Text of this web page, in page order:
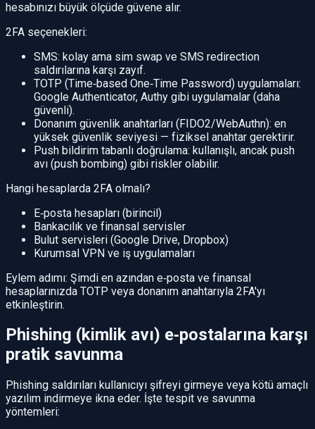
hesabınızı büyük ölçüde güvene alır.
2FA seçenekleri:
SMS: kolay ama sim swap ve SMS redirection
saldırılarına karşı zayıf.
TOTP (Time‑based One‑Time Password) uygulamaları:
Google Authenticator, Authy gibi uygulamalar (daha
güvenli).
Donanım güvenlik anahtarları (FIDO2/WebAuthn): en
yüksek güvenlik seviyesi — fiziksel anahtar gerektirir.
Push bildirim tabanlı doğrulama: kullanışlı, ancak push
avı (push bombing) gibi riskler olabilir.
Hangi hesaplarda 2FA olmalı?
E‑posta hesapları (birincil)
Bankacılık ve finansal servisler
Bulut servisleri (Google Drive, Dropbox)
Kurumsal VPN ve iş uygulamaları
Eylem adımı: Şimdi en azından e‑posta ve finansal
hesaplarınızda TOTP veya donanım anahtarıyla 2FA'yı
etkinleştirin.
Phishing (kimlik avı) e‑postalarına karşı
pratik savunma
Phishing saldırıları kullanıcıyı şifreyi girmeye veya kötü amaçlı
yazılım indirmeye ikna eder. İşte tespit ve savunma
yöntemleri: